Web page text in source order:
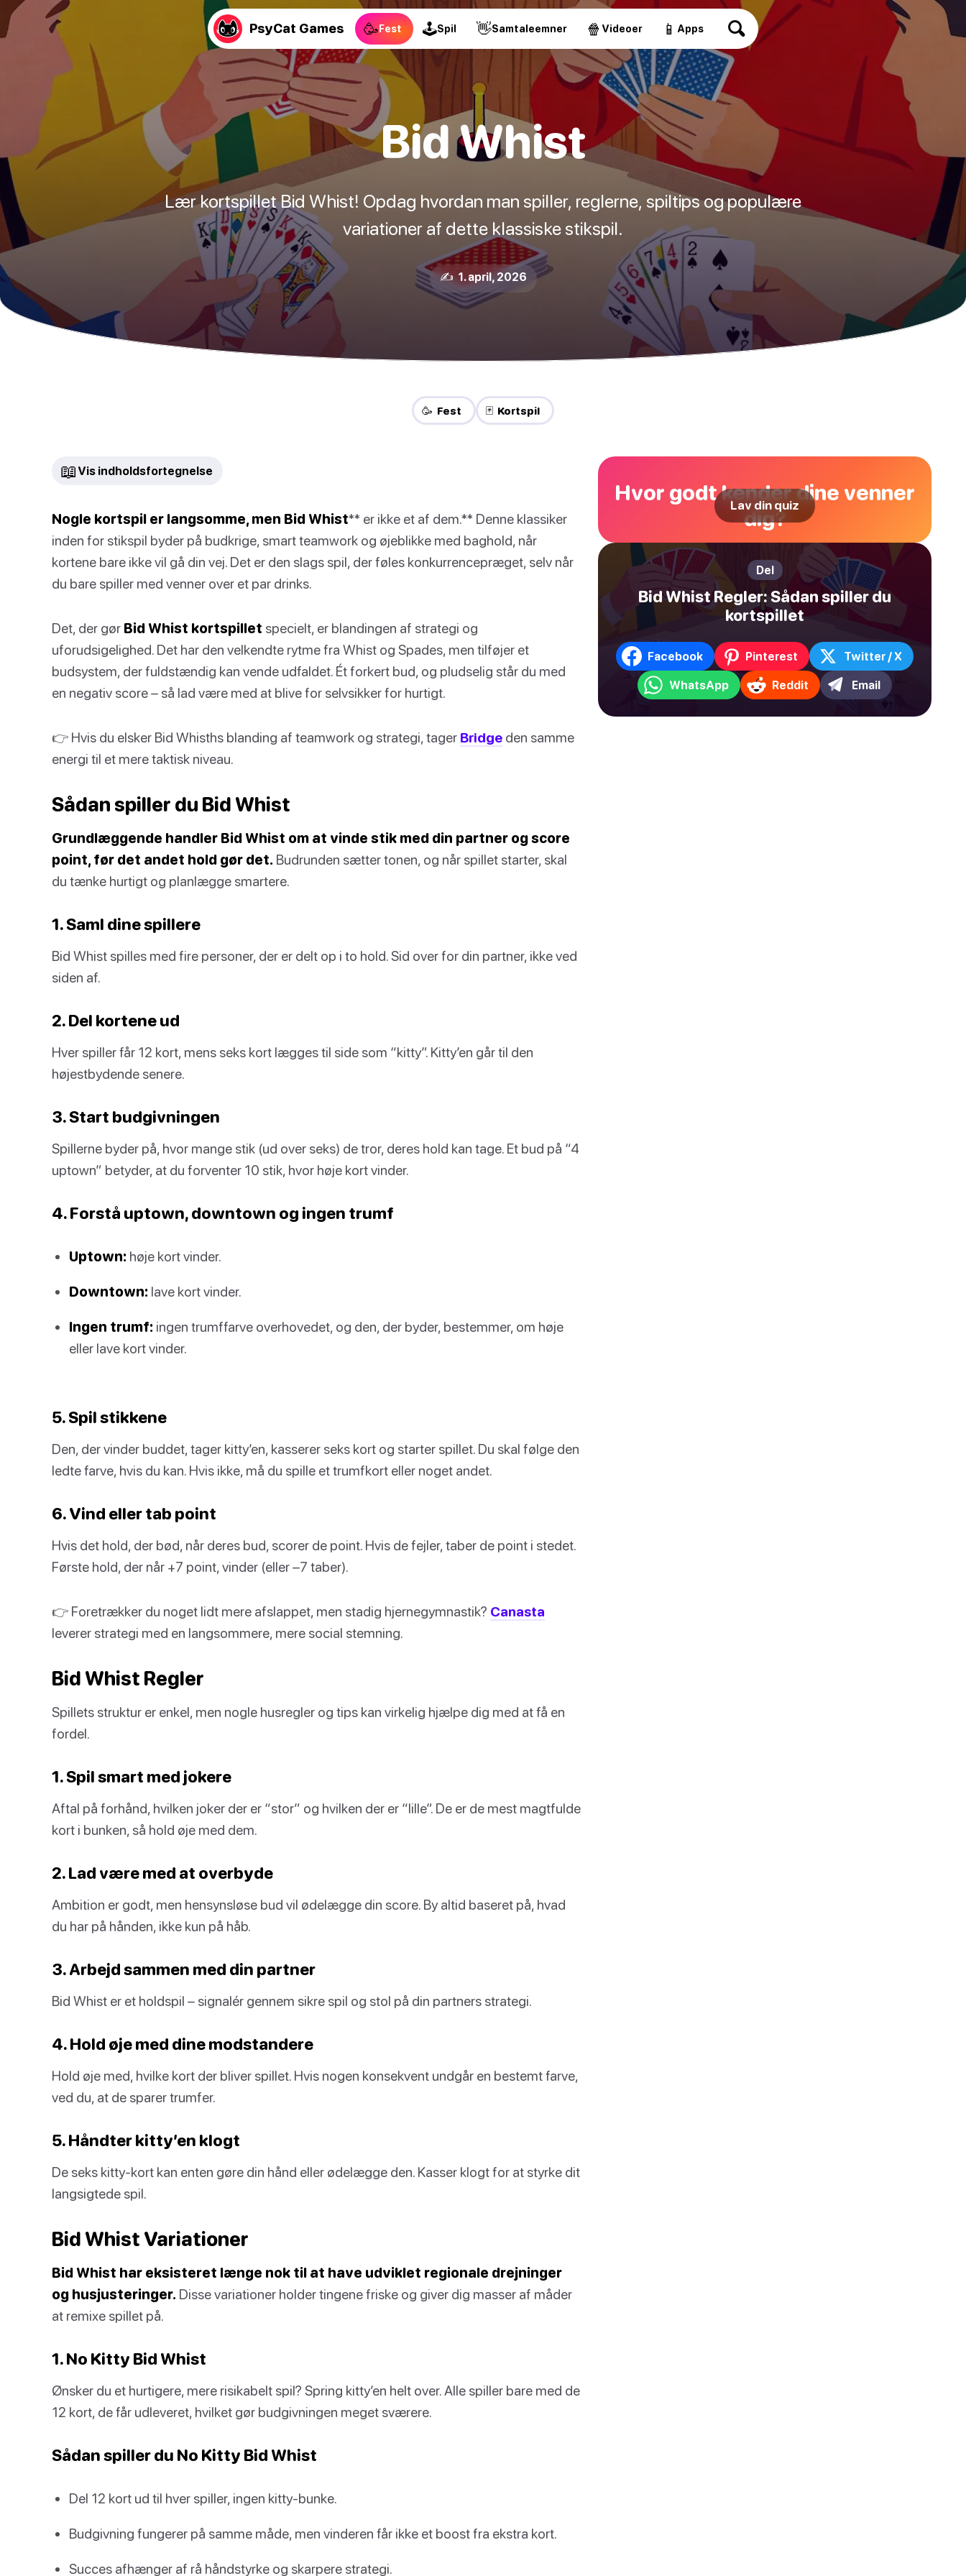
PsyCat Games 🥳Fest 🕹Spil 👋Samtaleemner 🍿 Videoer 📱 Apps
Bid Whist
Lær kortspillet Bid Whist! Opdag hvordan man spiller, reglerne, spiltips og populære
variationer af dette klassiske stikspil.
✍️ 1. april, 2026
🥳 Fest 🃏 Kortspil
📖 Vis indholdsfortegnelse
Nogle kortspil er langsomme, men Bid Whist** er ikke et af dem.** Denne klassiker
inden for stikspil byder på budkrige, smart teamwork og øjeblikke med baghold, når
kortene bare ikke vil gå din vej. Det er den slags spil, der føles konkurrencepræget, selv når
du bare spiller med venner over et par drinks.
Det, der gør Bid Whist kortspillet specielt, er blandingen af strategi og
uforudsigelighed. Det har den velkendte rytme fra Whist og Spades, men tilføjer et
budsystem, der fuldstændig kan vende udfaldet. Ét forkert bud, og pludselig står du med
en negativ score – så lad være med at blive for selvsikker for hurtigt.
👉 Hvis du elsker Bid Whisths blanding af teamwork og strategi, tager Bridge den samme
energi til et mere taktisk niveau.
Sådan spiller du Bid Whist
Grundlæggende handler Bid Whist om at vinde stik med din partner og score
point, før det andet hold gør det. Budrunden sætter tonen, og når spillet starter, skal
du tænke hurtigt og planlægge smartere.
1. Saml dine spillere
Bid Whist spilles med fire personer, der er delt op i to hold. Sid over for din partner, ikke ved
siden af.
2. Del kortene ud
Hver spiller får 12 kort, mens seks kort lægges til side som “kitty”. Kitty’en går til den
højestbydende senere.
3. Start budgivningen
Spillerne byder på, hvor mange stik (ud over seks) de tror, deres hold kan tage. Et bud på “4
uptown” betyder, at du forventer 10 stik, hvor høje kort vinder.
4. Forstå uptown, downtown og ingen trumf
Uptown: høje kort vinder.
Downtown: lave kort vinder.
Ingen trumf: ingen trumffarve overhovedet, og den, der byder, bestemmer, om høje
eller lave kort vinder.
5. Spil stikkene
Den, der vinder buddet, tager kitty’en, kasserer seks kort og starter spillet. Du skal følge den
ledte farve, hvis du kan. Hvis ikke, må du spille et trumfkort eller noget andet.
6. Vind eller tab point
Hvis det hold, der bød, når deres bud, scorer de point. Hvis de fejler, taber de point i stedet.
Første hold, der når +7 point, vinder (eller –7 taber).
👉 Foretrækker du noget lidt mere afslappet, men stadig hjernegymnastik? Canasta
leverer strategi med en langsommere, mere social stemning.
Bid Whist Regler
Spillets struktur er enkel, men nogle husregler og tips kan virkelig hjælpe dig med at få en
fordel.
1. Spil smart med jokere
Aftal på forhånd, hvilken joker der er “stor” og hvilken der er “lille”. De er de mest magtfulde
kort i bunken, så hold øje med dem.
2. Lad være med at overbyde
Ambition er godt, men hensynsløse bud vil ødelægge din score. By altid baseret på, hvad
du har på hånden, ikke kun på håb.
3. Arbejd sammen med din partner
Bid Whist er et holdspil – signalér gennem sikre spil og stol på din partners strategi.
4. Hold øje med dine modstandere
Hold øje med, hvilke kort der bliver spillet. Hvis nogen konsekvent undgår en bestemt farve,
ved du, at de sparer trumfer.
5. Håndter kitty’en klogt
De seks kitty-kort kan enten gøre din hånd eller ødelægge den. Kasser klogt for at styrke dit
langsigtede spil.
Bid Whist Variationer
Bid Whist har eksisteret længe nok til at have udviklet regionale drejninger
og husjusteringer. Disse variationer holder tingene friske og giver dig masser af måder
at remixe spillet på.
1. No Kitty Bid Whist
Ønsker du et hurtigere, mere risikabelt spil? Spring kitty’en helt over. Alle spiller bare med de
12 kort, de får udleveret, hvilket gør budgivningen meget sværere.
Sådan spiller du No Kitty Bid Whist
Del 12 kort ud til hver spiller, ingen kitty-bunke.
Budgivning fungerer på samme måde, men vinderen får ikke et boost fra ekstra kort.
Succes afhænger af rå håndstyrke og skarpere strategi.
Hvor godt kender dine venner
dig?
Lav din quiz
Del
Bid Whist Regler: Sådan spiller du
kortspillet
Facebook Pinterest Twitter / X
WhatsApp Reddit Email